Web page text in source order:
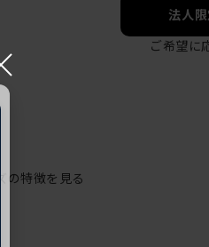
法人
ご希望に
の特徴を見る